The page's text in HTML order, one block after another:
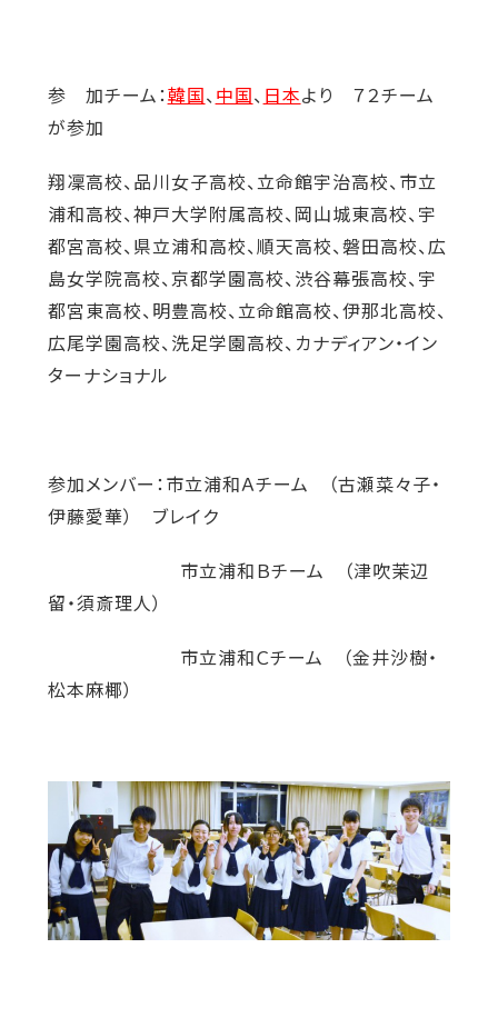
参 加チーム：韓国、 中国、 日本より ７２チーム
が参加
翔凜高校、品川女子高校、立命館宇治高校、市立
浦和高校、神戸大学附属高校、岡山城東高校、宇
都宮高校、県立浦和高校、順天高校、磐田高校、広
島女学院高校、京都学園高校、渋谷幕張高校、宇
都宮東高校、明豊高校、立命館高校、伊那北高校、
広尾学園高校、洗足学園高校、カナディアン・イン
ターナショナル
参加メンバー：市立浦和Ａチーム （古瀬菜々子・
伊藤愛華） ブレイク
市立浦和Ｂチーム （津吹茉辺
留・須斎理人）
市立浦和Ｃチーム （金井沙樹・
松本麻椰）